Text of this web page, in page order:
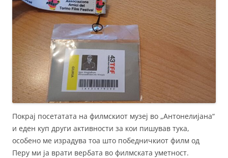
Покрај посетатата на филмскиот музеј во „Антонелијана“
и еден куп други активности за кои пишував тука,
особено ме израдува тоа што победничкиот филм од
Перу ми ја врати вербата во филмската уметност.